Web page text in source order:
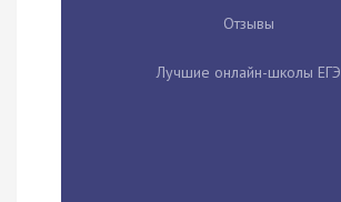
Отзывы
Лучшие онлайн-школы ЕГЭ